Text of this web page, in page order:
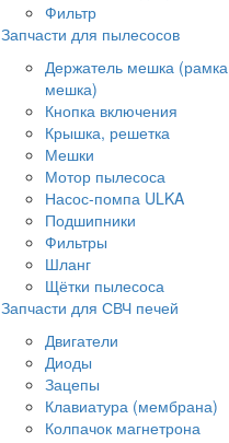
Фильтр
Запчасти для пылесосов
Держатель мешка (рамка
мешка)
Кнопка включения
Крышка, решетка
Мешки
Мотор пылесоса
Насос-помпа ULKA
Подшипники
Фильтры
Шланг
Щётки пылесоса
Запчасти для СВЧ печей
Двигатели
Диоды
Зацепы
Клавиатура (мембрана)
Колпачок магнетрона